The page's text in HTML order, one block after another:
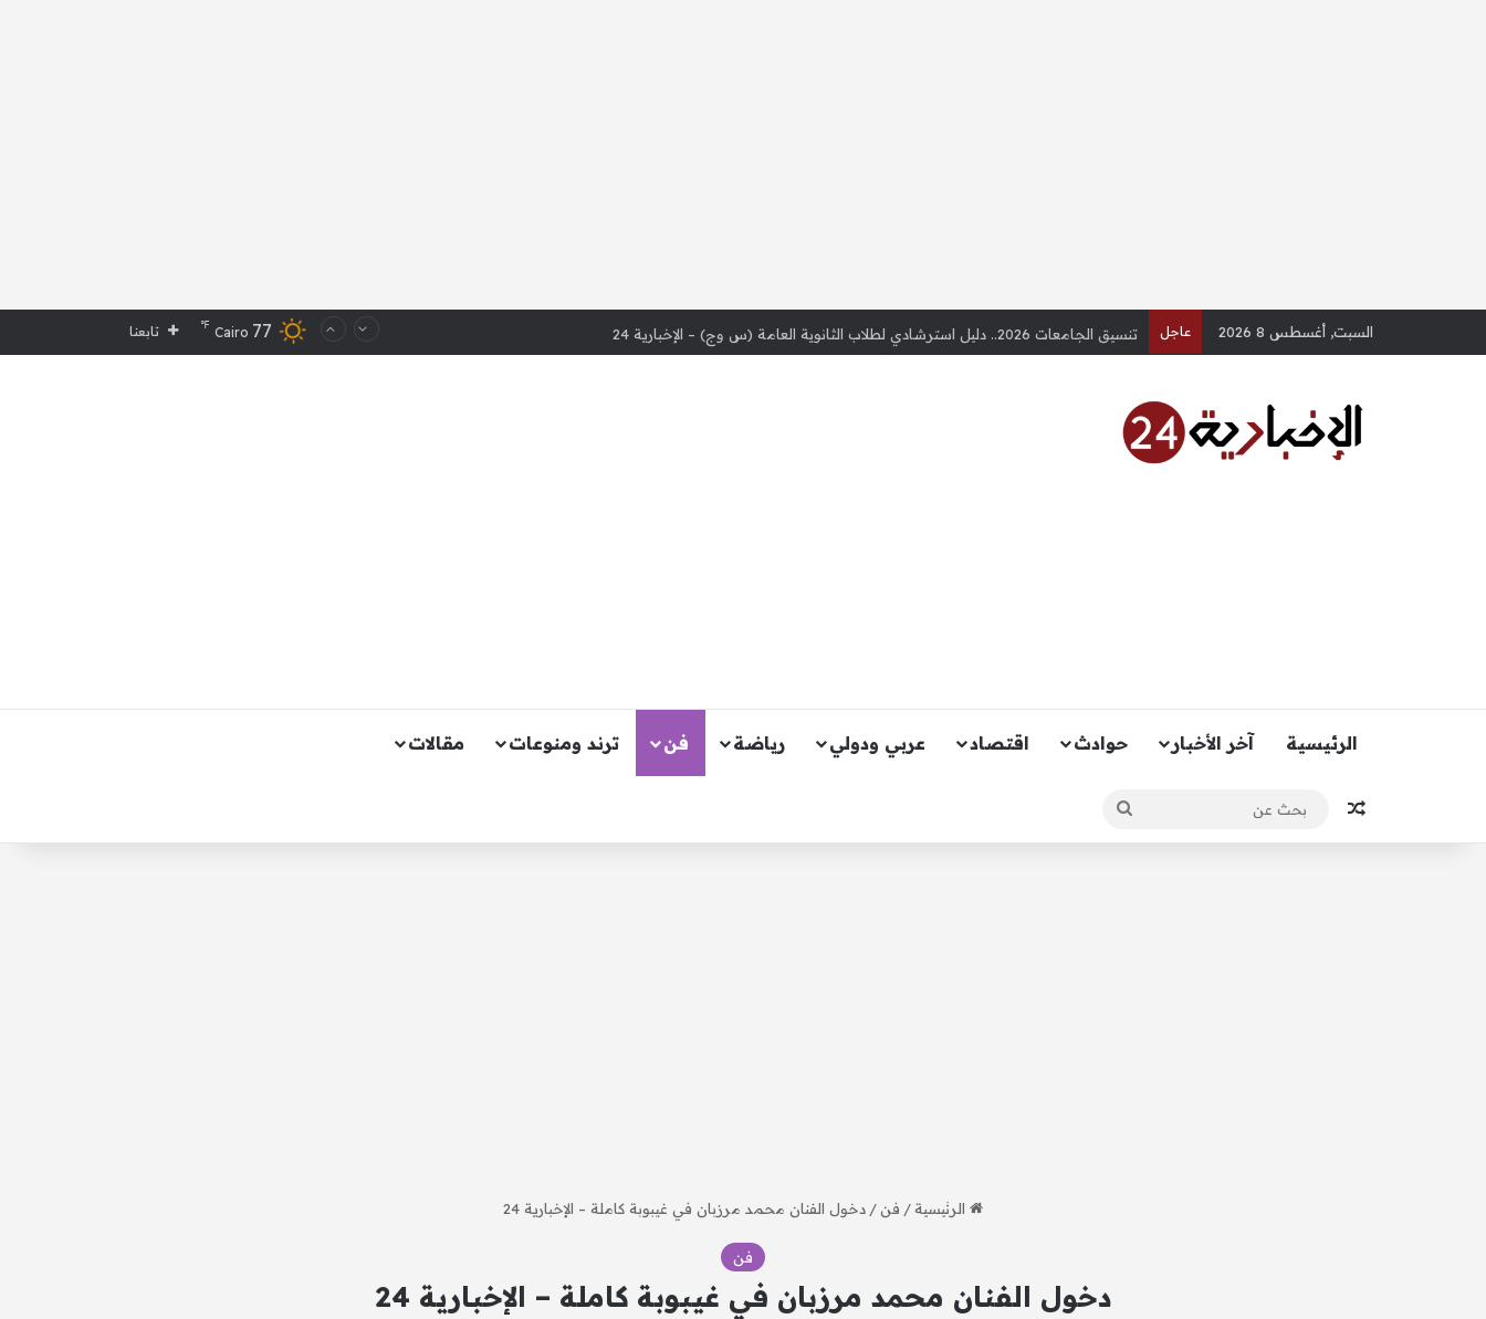
السبت, أغسطس 8 2026 عاجل تنسيق الجامعات 2026.. دليل استرشادي لطلاب الثانوية العامة (س وج) – الإخبارية 24 Cairo 77
℉ تابعنا
الرئيسية آخر الأخبار حوادث اقتصاد عربي ودولي رياضة فن ترند ومنوعات مقالات
مقال عشوائي
عن
الرئيسية/ فن / دخول الفنان محمد مرزبان في غيبوبة كاملة – الإخبارية 24
فن
دخول الفنان محمد مرزبان في غيبوبة كاملة – الإخبارية 24